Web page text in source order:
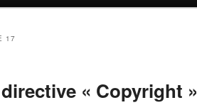
17
directive « Copyright »